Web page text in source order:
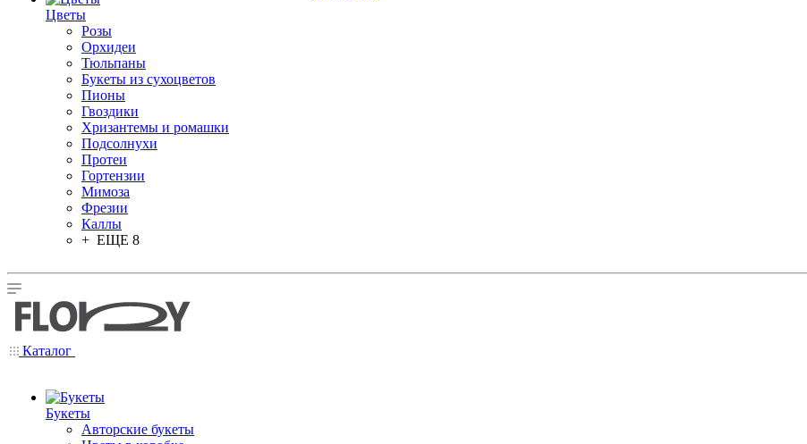
Цветы
Розы
Орхидеи
Тюльпаны
Букеты из сухоцветов
Пионы
Гвоздики
Хризантемы и ромашки
Подсолнухи
Протеи
Гортензии
Мимоза
Фрезии
Каллы
+ ЕЩЕ 8
Каталог
Букеты
Авторские букеты